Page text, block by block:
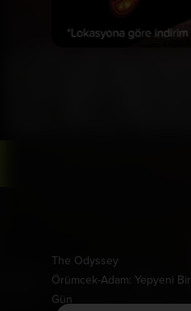
The Odyssey
Örümcek-Adam: Yepyeni Bir
Gün